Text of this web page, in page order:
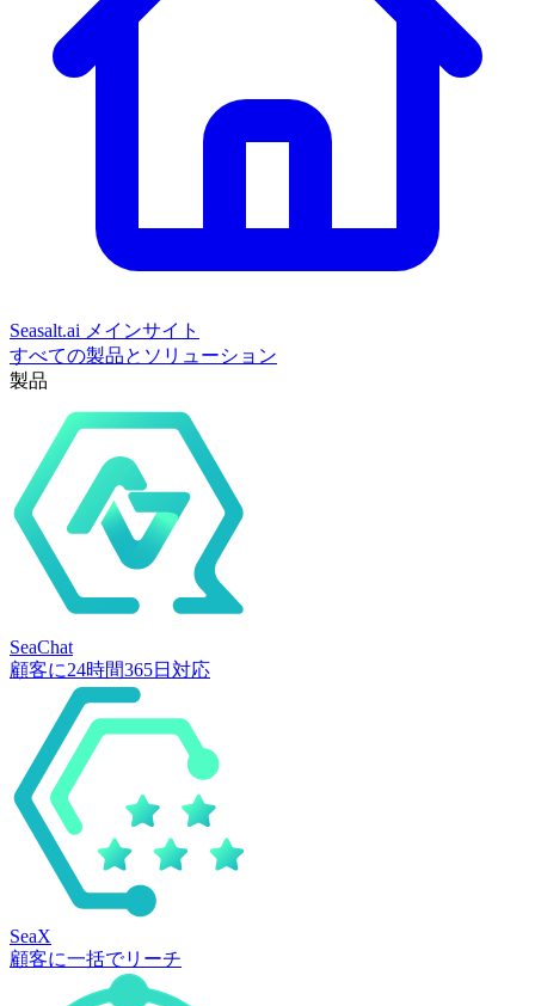
Seasalt.ai メインサイト
すべての製品とソリューション
製品
SeaChat
顧客に24時間365日対応
SeaX
顧客に一括でリーチ